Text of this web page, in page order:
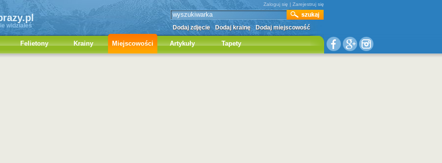
widziałeś
Zaloguj się | Zarejestruj się
Dodaj zdjęcie Dodaj krainę Dodaj miejscowość
Felietony Krainy Miejscowości Artykuły Tapety